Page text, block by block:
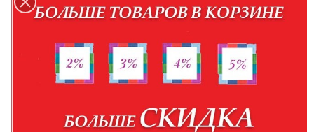
По наличию товара уточняйте у менеджеров по
телефонам:+7-952-430-35-98
+7-904-094-99-99
КУПИТЬ В КРЕДИТ